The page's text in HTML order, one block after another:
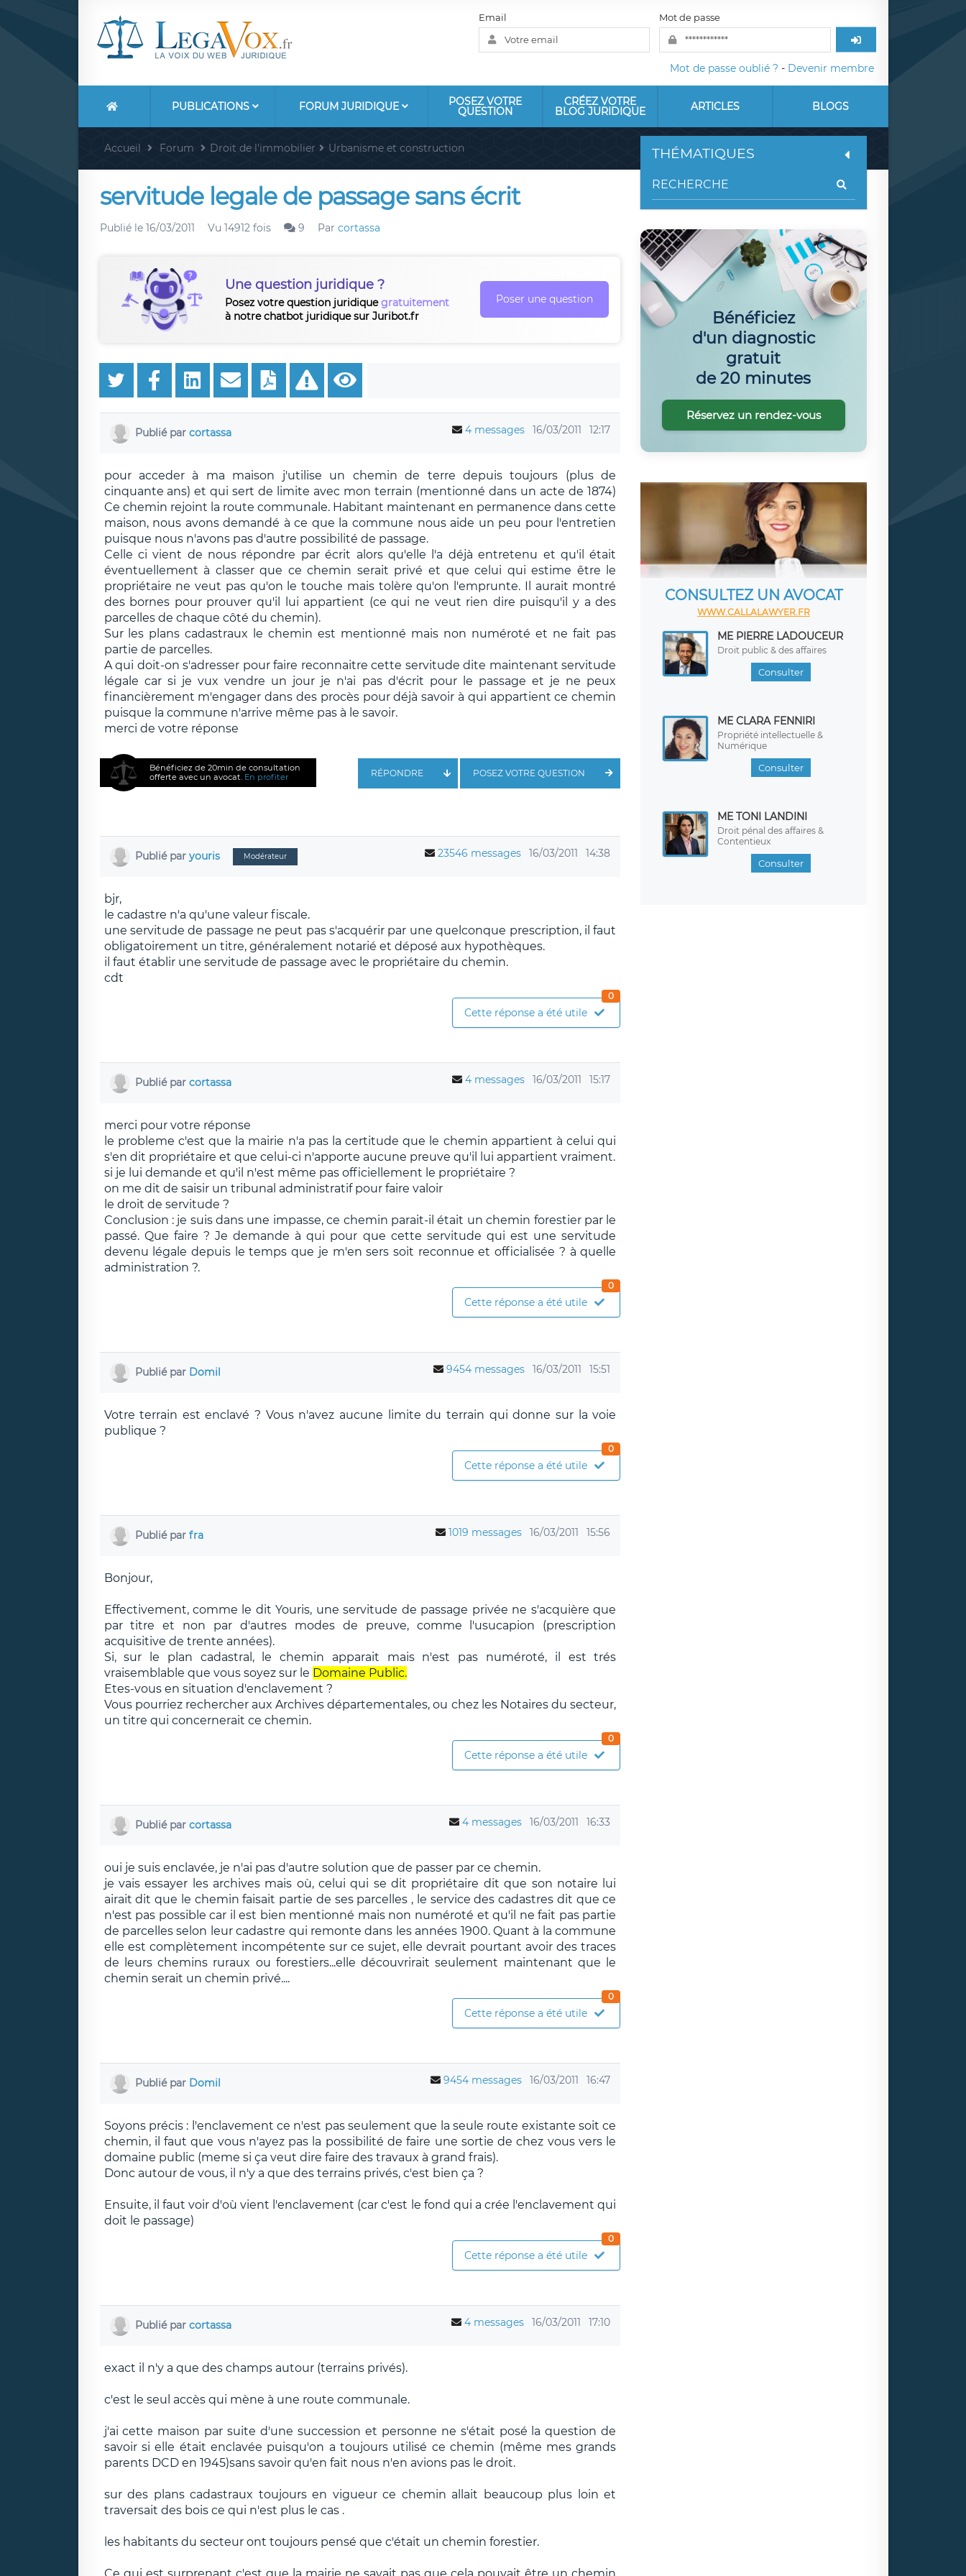
Email Mot de passe
Mot de passe oublié ? - Devenir membre
PUBLICATIONS FORUM JURIDIQUE POSEZ VOTRE
QUESTION
CRÉEZ VOTRE
BLOG JURIDIQUE ARTICLES BLOGS
Accueil Forum Droit de l'immobilier Urbanisme et construction
servitude legale de passage sans écrit
Publié le 16/03/2011 Vu 14912 fois 9 Par cortassa
Une question juridique ?
Posez votre question juridiquegratuitement
à notre chatbot juridique sur Juribot.fr
Poser une question
Publié par cortassa 4 messages 16/03/2011 12:17
pour acceder à ma maison j'utilise un chemin de terre depuis toujours (plus de
cinquante ans) et qui sert de limite avec mon terrain (mentionné dans un acte de 1874)
Ce chemin rejoint la route communale. Habitant maintenant en permanence dans cette
maison, nous avons demandé à ce que la commune nous aide un peu pour l'entretien
puisque nous n'avons pas d'autre possibilité de passage.
Celle ci vient de nous répondre par écrit alors qu'elle l'a déjà entretenu et qu'il était
éventuellement à classer que ce chemin serait privé et que celui qui estime être le
propriétaire ne veut pas qu'on le touche mais tolère qu'on l'emprunte. Il aurait montré
des bornes pour prouver qu'il lui appartient (ce qui ne veut rien dire puisqu'il y a des
parcelles de chaque côté du chemin).
Sur les plans cadastraux le chemin est mentionné mais non numéroté et ne fait pas
partie de parcelles.
A qui doit-on s'adresser pour faire reconnaitre cette servitude dite maintenant servitude
légale car si je vux vendre un jour je n'ai pas d'écrit pour le passage et je ne peux
financièrement m'engager dans des procès pour déjà savoir à qui appartient ce chemin
puisque la commune n'arrive même pas à le savoir.
merci de votre réponse
Bénéficiez de 20min de consultation
offerte avec un avocat. En profiter POSEZ VOTRE QUESTION
RÉPONDRE
Publié par youris Modérateur 23546 messages 16/03/2011 14:38
bjr,
le cadastre n'a qu'une valeur fiscale.
une servitude de passage ne peut pas s'acquérir par une quelconque prescription, il faut
obligatoirement un titre, généralement notarié et déposé aux hypothèques.
il faut établir une servitude de passage avec le propriétaire du chemin.
cdt
Cette réponse a été utile
0
Publié par cortassa 4 messages 16/03/2011 15:17
merci pour votre réponse
le probleme c'est que la mairie n'a pas la certitude que le chemin appartient à celui qui
s'en dit propriétaire et que celui-ci n'apporte aucune preuve qu'il lui appartient vraiment.
si je lui demande et qu'il n'est même pas officiellement le propriétaire ?
on me dit de saisir un tribunal administratif pour faire valoir
le droit de servitude ?
Conclusion : je suis dans une impasse, ce chemin parait-il était un chemin forestier par le
passé. Que faire ? Je demande à qui pour que cette servitude qui est une servitude
devenu légale depuis le temps que je m'en sers soit reconnue et officialisée ? à quelle
administration ?.
Cette réponse a été utile
0
Publié par Domil 9454 messages 16/03/2011 15:51
Votre terrain est enclavé ? Vous n'avez aucune limite du terrain qui donne sur la voie
publique ?
Cette réponse a été utile
0
Publié par fra 1019 messages 16/03/2011 15:56
Bonjour,
Effectivement, comme le dit Youris, une servitude de passage privée ne s'acquière que
par titre et non par d'autres modes de preuve, comme l'usucapion (prescription
acquisitive de trente années).
Si, sur le plan cadastral, le chemin apparait mais n'est pas numéroté, il est trés
vraisemblable que vous soyez sur le Domaine Public.
Etes-vous en situation d'enclavement ?
Vous pourriez rechercher aux Archives départementales, ou chez les Notaires du secteur,
un titre qui concernerait ce chemin.
Cette réponse a été utile
0
Publié par cortassa 4 messages 16/03/2011 16:33
oui je suis enclavée, je n'ai pas d'autre solution que de passer par ce chemin.
je vais essayer les archives mais où, celui qui se dit propriétaire dit que son notaire lui
airait dit que le chemin faisait partie de ses parcelles , le service des cadastres dit que ce
n'est pas possible car il est bien mentionné mais non numéroté et qu'il ne fait pas partie
de parcelles selon leur cadastre qui remonte dans les années 1900. Quant à la commune
elle est complètement incompétente sur ce sujet, elle devrait pourtant avoir des traces
de leurs chemins ruraux ou forestiers...elle découvrirait seulement maintenant que le
chemin serait un chemin privé....
Cette réponse a été utile
0
Publié par Domil 9454 messages 16/03/2011 16:47
Soyons précis : l'enclavement ce n'est pas seulement que la seule route existante soit ce
chemin, il faut que vous n'ayez pas la possibilité de faire une sortie de chez vous vers le
domaine public (meme si ça veut dire faire des travaux à grand frais).
Donc autour de vous, il n'y a que des terrains privés, c'est bien ça ?
Ensuite, il faut voir d'où vient l'enclavement (car c'est le fond qui a crée l'enclavement qui
doit le passage)
Cette réponse a été utile
0
Publié par cortassa 4 messages 16/03/2011 17:10
exact il n'y a que des champs autour (terrains privés).
c'est le seul accès qui mène à une route communale.
j'ai cette maison par suite d'une succession et personne ne s'était posé la question de
savoir si elle était enclavée puisqu'on a toujours utilisé ce chemin (même mes grands
parents DCD en 1945)sans savoir qu'en fait nous n'en avions pas le droit.
sur des plans cadastraux toujours en vigueur ce chemin allait beaucoup plus loin et
traversait des bois ce qui n'est plus le cas .
les habitants du secteur ont toujours pensé que c'était un chemin forestier.
THÉMATIQUES
Bénéficiez
d'un diagnostic
gratuit
de 20 minutes
Réservez un rendez-vous
CONSULTEZ UN AVOCAT
WWW.CALLALAWYER.FR
ME PIERRE LADOUCEUR
Droit public & des affaires
Consulter
ME CLARA FENNIRI
Propriété intellectuelle &
Numérique
Consulter
ME TONI LANDINI
Droit pénal des affaires &
Contentieux
Consulter